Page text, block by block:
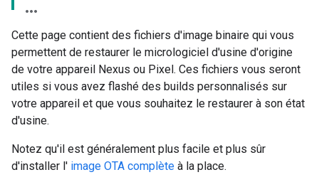
Cette page contient des fichiers d'image binaire qui vous
permettent de restaurer le micrologiciel d'usine d'origine
de votre appareil Nexus ou Pixel. Ces fichiers vous seront
utiles si vous avez flashé des builds personnalisés sur
votre appareil et que vous souhaitez le restaurer à son état
d'usine.
Notez qu'il est généralement plus facile et plus sûr
d'installer l' image OTA complète à la place.